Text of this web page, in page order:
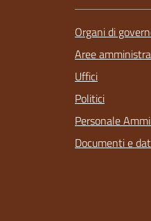
Organi di
Aree
Uffici
Politici
Personale
Documenti e